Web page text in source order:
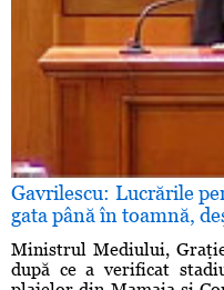
Gavrilescu: Lucrările
gata până în toamnă,
Ministrul Mediului,
după ce a verificat